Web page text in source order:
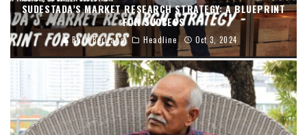
SUDESTADA’S MARKET RESEARCH STRATEGY: A BLUEPRINT
FOR SUCCESS
Ruth Berliana Headline Oct 3, 2024